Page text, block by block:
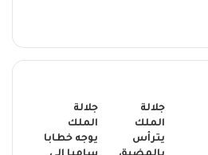
جلالة
الملك
يترأس
جلالة
الملك
يوجه خطابا